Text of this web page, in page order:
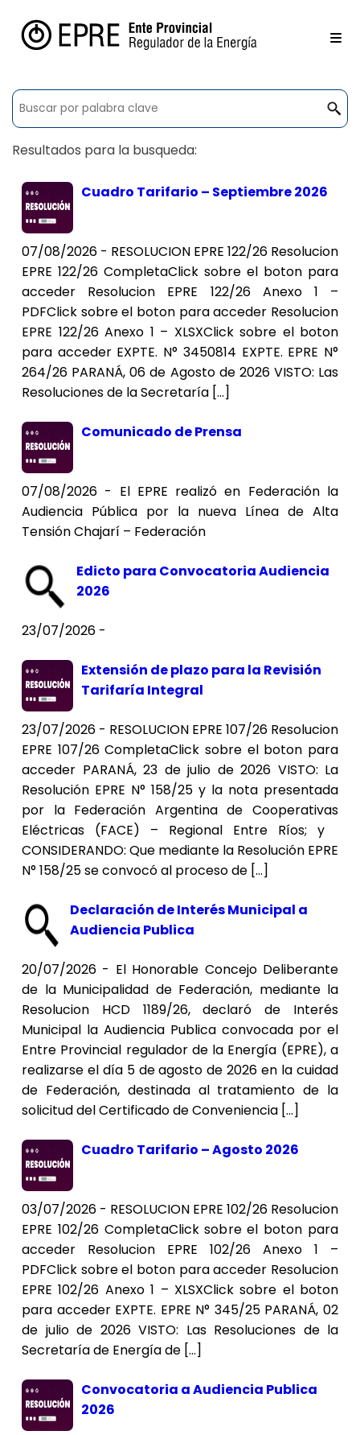
Resultados para la busqueda:
Cuadro Tarifario – Septiembre 2026
07/08/2026 - RESOLUCION EPRE 122/26 Resolucion
EPRE 122/26 CompletaClick sobre el boton para
acceder Resolucion EPRE 122/26 Anexo 1 –
PDFClick sobre el boton para acceder Resolucion
EPRE 122/26 Anexo 1 – XLSXClick sobre el boton
para acceder EXPTE. N° 3450814 EXPTE. EPRE N°
264/26 PARANÁ, 06 de Agosto de 2026 VISTO: Las
Resoluciones de la Secretaría […]
Comunicado de Prensa
07/08/2026 - El EPRE realizó en Federación la
Audiencia Pública por la nueva Línea de Alta
Tensión Chajarí – Federación
Edicto para Convocatoria Audiencia
2026
23/07/2026 -
Extensión de plazo para la Revisión
Tarifaría Integral
23/07/2026 - RESOLUCION EPRE 107/26 Resolucion
EPRE 107/26 CompletaClick sobre el boton para
acceder PARANÁ, 23 de julio de 2026 VISTO: La
Resolución EPRE N° 158/25 y la nota presentada
por la Federación Argentina de Cooperativas
Eléctricas (FACE) – Regional Entre Ríos; y
CONSIDERANDO: Que mediante la Resolución EPRE
N° 158/25 se convocó al proceso de […]
Declaración de Interés Municipal a
Audiencia Publica
20/07/2026 - El Honorable Concejo Deliberante
de la Municipalidad de Federación, mediante la
Resolucion HCD 1189/26, declaró de Interés
Municipal la Audiencia Publica convocada por el
Entre Provincial regulador de la Energía (EPRE), a
realizarse el día 5 de agosto de 2026 en la cuidad
de Federación, destinada al tratamiento de la
solicitud del Certificado de Conveniencia […]
Cuadro Tarifario – Agosto 2026
03/07/2026 - RESOLUCION EPRE 102/26 Resolucion
EPRE 102/26 CompletaClick sobre el boton para
acceder Resolucion EPRE 102/26 Anexo 1 –
PDFClick sobre el boton para acceder Resolucion
EPRE 102/26 Anexo 1 – XLSXClick sobre el boton
para acceder EXPTE. EPRE N° 345/25 PARANÁ, 02
de julio de 2026 VISTO: Las Resoluciones de la
Secretaría de Energía de […]
Convocatoria a Audiencia Publica
2026